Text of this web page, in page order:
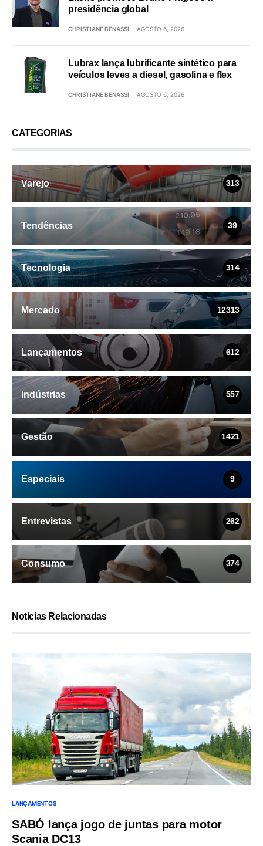
presidência global
CHRISTIANE BENASSI AGOSTO 6, 2026
Lubrax lança lubrificante sintético para
veículos leves a diesel, gasolina e flex
CHRISTIANE BENASSI AGOSTO 6, 2026
CATEGORIAS
Varejo 313
Tendências 39
Tecnologia 314
Mercado 12313
Lançamentos 612
Indústrias 557
Gestão 1421
Especiais 9
Entrevistas 262
Consumo 374
Notícias Relacionadas
LANÇAMENTOS
SABÓ lança jogo de juntas para motor
Scania DC13